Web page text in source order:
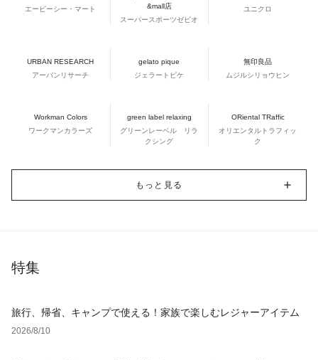
エービーシー・マート
&mall店
スーパースポーツゼビオ
ユニクロ
URBAN RESEARCH
アーバンリサーチ
gelato pique
ジェラートピケ
無印良品
ムジルシリョウヒン
Workman Colors
ワークマンカラーズ
green label relaxing
グリーンレーベル リラ
クシング
ORiental TRaffic
オリエンタルトラフィッ
ク
もっと見る
特集
旅行、帰省、キャンプで使える！家族で楽しむレジャーアイテム
2026/8/10